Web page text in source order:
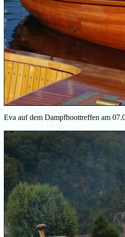
Eva auf dem Dampfboottreffen am